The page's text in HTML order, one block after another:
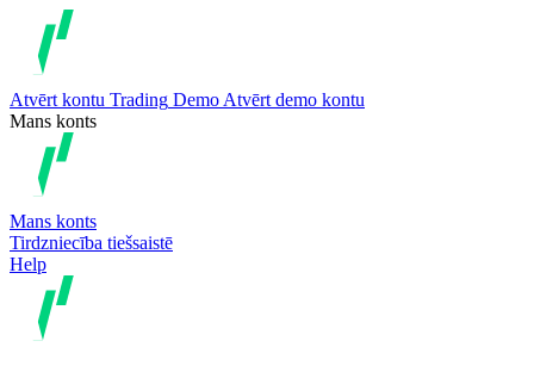
Atvērt kontu Trading Demo Atvērt demo kontu
Mans konts
Mans konts
Tirdzniecība tiešsaistē
Help